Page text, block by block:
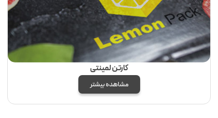
کارتن لمینتی
مشاهده بیشتر